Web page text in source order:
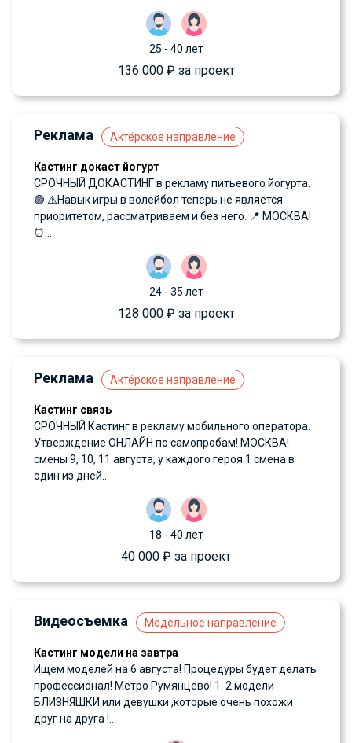
25 - 40 лет
136 000 ₽ за проект
Реклама Актёрское направление
Кастинг докаст йогурт
СРОЧНЫЙ ДОКАСТИНГ в рекламу питьевого йогурта.
🟢 ⚠️Навык игры в волейбол теперь не является
приоритетом, рассматриваем и без него. 📍 МОСКВА!
⏰...
24 - 35 лет
128 000 ₽ за проект
Реклама Актёрское направление
Кастинг связь
СРОЧНЫЙ Кастинг в рекламу мобильного оператора.
Утверждение ОНЛАЙН по самопробам! МОСКВА!
смены 9, 10, 11 августа, у каждого героя 1 смена в
один из дней...
18 - 40 лет
40 000 ₽ за проект
Видеосъемка Модельное направление
Кастинг модели на завтра
Ищем моделей на 6 августа! Процедуры будет делать
профессионал! Метро Румянцево! 1. 2 модели
БЛИЗНЯШКИ или девушки ,которые очень похожи
друг на друга !...